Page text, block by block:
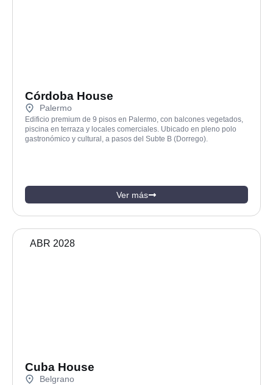
Córdoba House
Palermo
Edificio premium de 9 pisos en Palermo, con balcones vegetados,
piscina en terraza y locales comerciales. Ubicado en pleno polo
gastronómico y cultural, a pasos del Subte B (Dorrego).
Ver más
ABR 2028
Cuba House
Belgrano